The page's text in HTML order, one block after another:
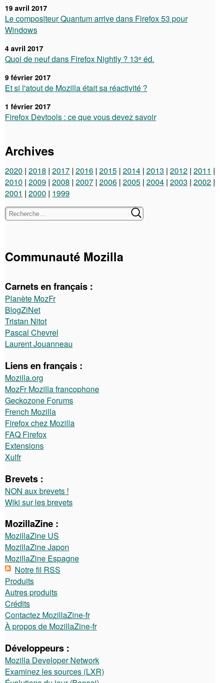
19 avril 2017
Le compositeur Quantum arrive dans Firefox 53 pour
Windows
4 avril 2017
Quoi de neuf dans Firefox Nightly ? 13ᵉ éd.
9 février 2017
Et si l'atout de Mozilla était sa réactivité ?
1 février 2017
Firefox Devtools : ce que vous devez savoir
Archives
2020 2018 2017 2016 2015 2014 2013 2012 2011
2010 2009 2008 2007 2006 2005 2004 2003 2002
2001
2000 1999
Communauté Mozilla
Carnets en français :
Planète MozFr
BlogZiNet
Tristan Nitot
Pascal Chevrel
Laurent Jouanneau
Liens en français :
Mozilla.org
MozFr Mozilla francophone
Geckozone Forums
French Mozilla
Firefox chez Mozilla
FAQ Firefox
Extensions
Xulfr
Brevets :
NON aux brevets !
Wiki sur les brevets
MozillaZine :
MozillaZine US
MozillaZine Japon
MozillaZine Espagne
Notre fil RSS
Produits
Autres produits
Crédits
Contactez MozillaZine-fr
À propos de MozillaZine-fr
Développeurs :
Mozilla Developer Network
Examinez les sources (LXR)